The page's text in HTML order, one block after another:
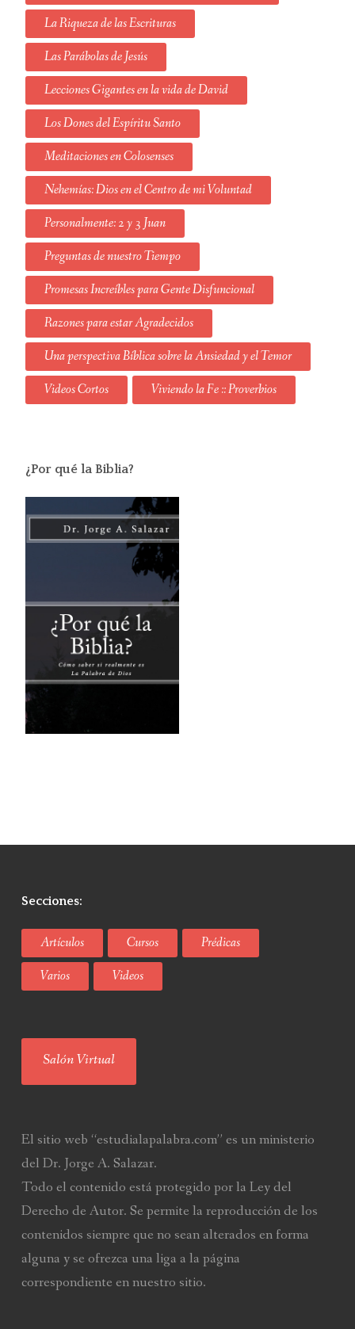
La Riqueza de las Escrituras
Las Parábolas de Jesús
Lecciones Gigantes en la vida de David
Los Dones del Espíritu Santo
Meditaciones en Colosenses
Nehemías: Dios en el Centro de mi Voluntad
Personalmente: 2 y 3 Juan
Preguntas de nuestro Tiempo
Promesas Increíbles para Gente Disfuncional
Razones para estar Agradecidos
Una perspectiva Bíblica sobre la Ansiedad y el Temor
Videos Cortos
Viviendo la Fe :: Proverbios
¿Por qué la Biblia?
Secciones:
Artículos Cursos
Prédicas
Varios
Videos
Salón Virtual
El sitio web “estudialapalabra.com” es un ministerio
del Dr. Jorge A. Salazar.
Todo el contenido está protegido por la Ley del
Derecho de Autor. Se permite la reproducción de los
contenidos siempre que no sean alterados en forma
alguna y se ofrezca una liga a la página
correspondiente en nuestro sitio.